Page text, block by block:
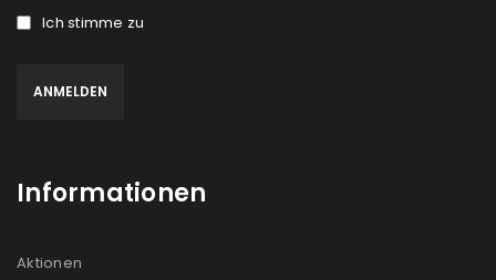
akzeptiere dieDatenschutzerklärung
REGISTRIEREN
Ich stimme zu
Informationen
Aktionen